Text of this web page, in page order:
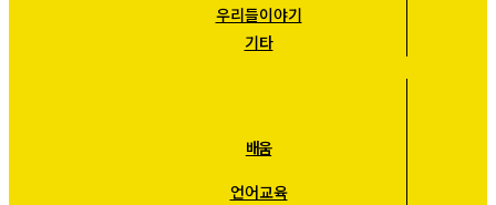
우리들이야기
기타
배움
언어교육